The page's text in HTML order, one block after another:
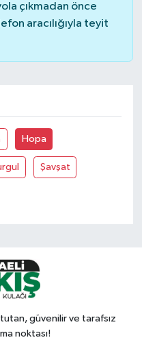
çıkmadan önce
aracılığıyla teyit
Hopa
Şavşat
tutan, güvenilir ve tarafsız
noktası!